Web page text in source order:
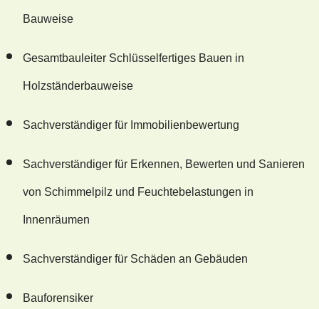
Bauweise
Gesamtbauleiter Schlüsselfertiges Bauen in
Holzständerbauweise
Sachverständiger für Immobilienbewertung
Sachverständiger für Erkennen, Bewerten und Sanieren
von Schimmelpilz und Feuchtebelastungen in
Innenräumen
Sachverständiger für Schäden an Gebäuden
Bauforensiker